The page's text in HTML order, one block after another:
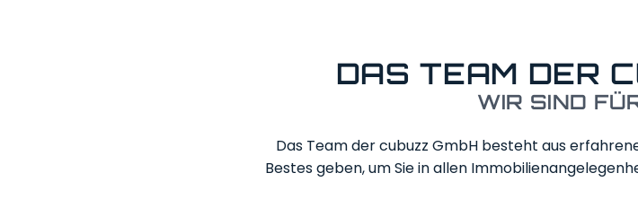
DAS TEAM DER
WIR SIND
Das Team der cubuzz GmbH besteht aus
Bestes geben, um Sie in allen